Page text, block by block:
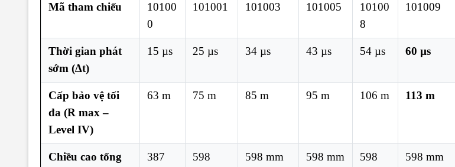
Mã tham chiếu
10100
0
101001 101003 101005
10100
8
101009
Thời gian phát
sớm (∆t)
15 µs 25 µs 34 µs 43 µs 54 µs 60 µs
Cấp bảo vệ tối
đa (R max –
Level IV)
63 m 75 m 85 m 95 m 106 m 113 m
Chiều cao tổng
387
598
598 mm 598 mm
598
598 mm